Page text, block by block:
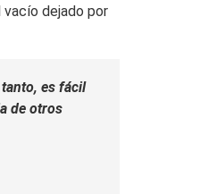
vacío dejado por
tanto, es fácil
de otros